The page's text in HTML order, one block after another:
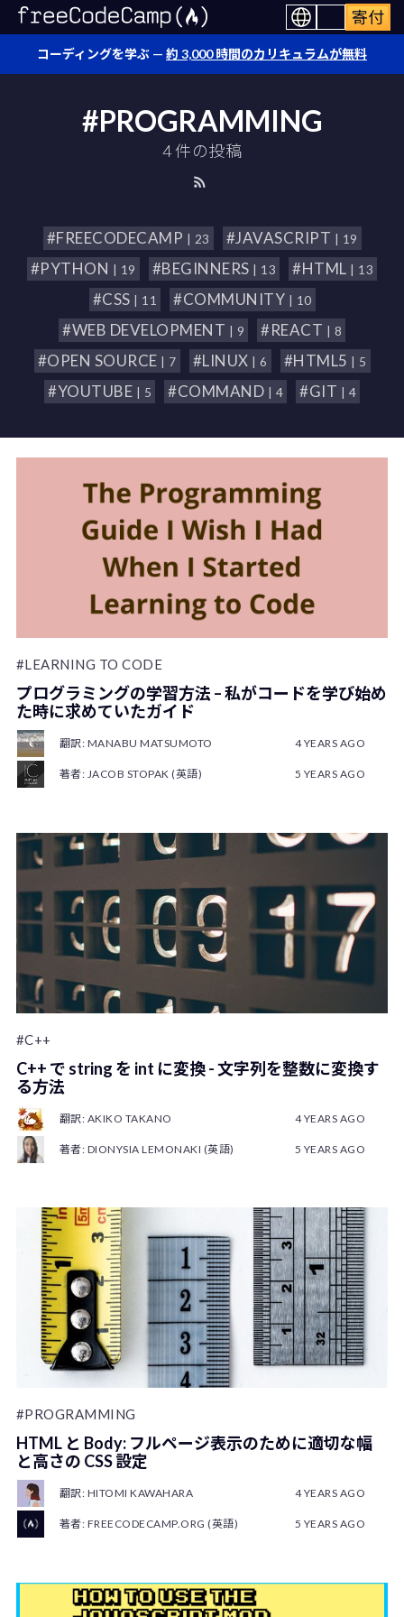
寄付
コーディングを学ぶ — 約 3,000 時間のカリキュラムが無料
#PROGRAMMING
4 件の投稿
#FREECODECAMP | 23 #JAVASCRIPT | 19
#PYTHON | 19 #BEGINNERS | 13 #HTML | 13
#CSS | 11 #COMMUNITY | 10
#WEB DEVELOPMENT | 9 #REACT | 8
#OPEN SOURCE | 7 #LINUX | 6 #HTML5 | 5
#YOUTUBE | 5 #COMMAND | 4 #GIT | 4
#LEARNING TO CODE
プログラミングの学習方法 – 私がコードを学び始め
た時に求めていたガイド
翻訳: MANABU MATSUMOTO 4 YEARS AGO
著者: JACOB STOPAK (英語) 5 YEARS AGO
#C++
C++ で string を int に変換 - 文字列を整数に変換す
る方法
翻訳: AKIKO TAKANO 4 YEARS AGO
著者: DIONYSIA LEMONAKI (英語) 5 YEARS AGO
#PROGRAMMING
HTML と Body: フルページ表示のために適切な幅
と高さの CSS 設定
翻訳: HITOMI KAWAHARA 4 YEARS AGO
著者: FREECODECAMP.ORG (英語) 5 YEARS AGO